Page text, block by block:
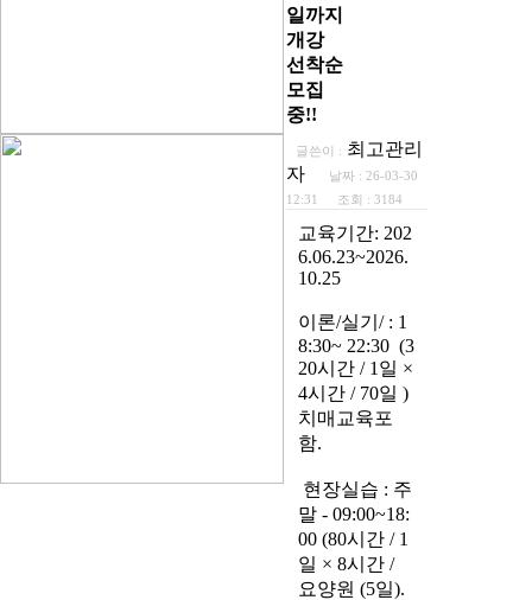
일까지
개강
선착순
모집
중!!
글쓴이 : 최고관리
자
날짜 : 26-03-30
12:31
조회 : 3184
교육기간: 202
6.06.23~2026.
10.25
이론/실기/ : 1
8:30~ 22:30 (3
20시간 / 1일 ×
4시간 / 70일 )
치매교육포
함.
현장실습 : 주
말 - 09:00~18:
00 (80시간 / 1
일 × 8시간 /
요양원 (5일).